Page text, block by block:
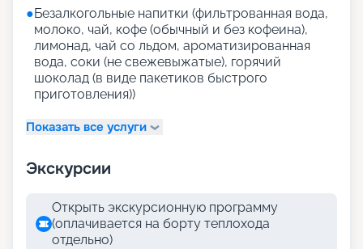
●Безалкогольные напитки (фильтрованная вода,
молоко, чай, кофе (обычный и без кофеина),
лимонад, чай со льдом, ароматизированная
вода, соки (не свежевыжатые), горячий
шоколад (в виде пакетиков быстрого
приготовления))
Показать все услуги
Экскурсии
Открыть экскурсионную программу
(оплачивается на борту теплохода
отдельно)